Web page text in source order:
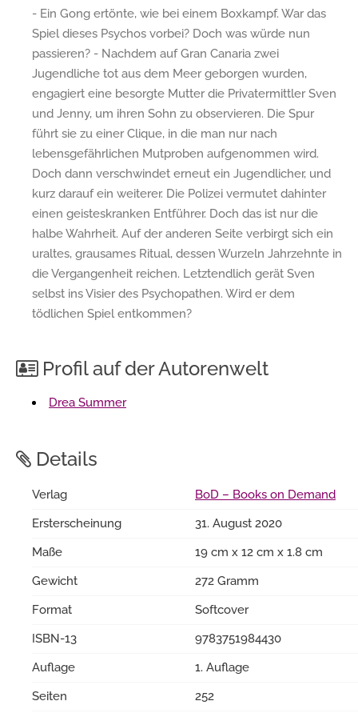
- Ein Gong ertönte, wie bei einem Boxkampf. War das
Spiel dieses Psychos vorbei? Doch was würde nun
passieren? - Nachdem auf Gran Canaria zwei
Jugendliche tot aus dem Meer geborgen wurden,
engagiert eine besorgte Mutter die Privatermittler Sven
und Jenny, um ihren Sohn zu observieren. Die Spur
führt sie zu einer Clique, in die man nur nach
lebensgefährlichen Mutproben aufgenommen wird.
Doch dann verschwindet erneut ein Jugendlicher, und
kurz darauf ein weiterer. Die Polizei vermutet dahinter
einen geisteskranken Entführer. Doch das ist nur die
halbe Wahrheit. Auf der anderen Seite verbirgt sich ein
uraltes, grausames Ritual, dessen Wurzeln Jahrzehnte in
die Vergangenheit reichen. Letztendlich gerät Sven
selbst ins Visier des Psychopathen. Wird er dem
tödlichen Spiel entkommen?
Profil auf der Autorenwelt
Drea Summer
Details
Verlag
BoD – Books on Demand
Ersterscheinung
31. August 2020
Maße
19 cm x 12 cm x 1.8 cm
Gewicht
272 Gramm
Format
Softcover
ISBN-13
9783751984430
Auflage
1. Auflage
Seiten
252